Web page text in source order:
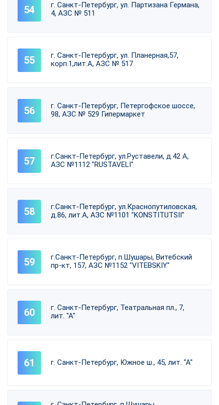
г. Санкт-Петербург, ул. Партизана Германа,
4, АЗС № 511
г. Санкт-Петербург, ул. Планерная,57,
корп.1,лит.А, АЗС № 517
г. Санкт-Петербург, Петергофское шоссе,
98, АЗС № 529 Гипермаркет
г.Санкт-Петербург, ул.Руставели, д.42 А,
АЗС №1112 "RUSTAVELI"
г.Санкт-Петербург, ул.Краснопутиловская,
д.86, лит.А, АЗС №1101 "KONSTITUTSII"
г.Санкт-Петербург, п.Шушары, Витебский
пр-кт, 157, АЗС №1152 "VITEBSKIY"
г. Санкт-Петербург, Театральная пл., 7,
лит. "А"
г. Санкт-Петербург, Южное ш., 45, лит. "А"